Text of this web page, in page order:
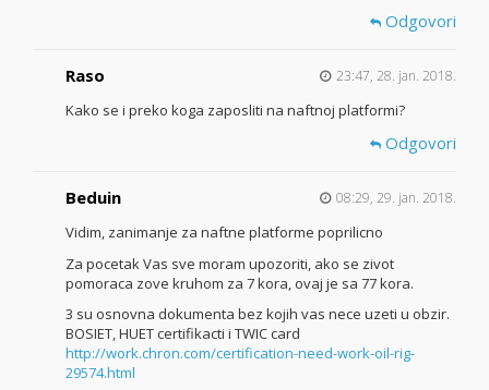
Odgovori
Raso 23:47, 28. jan. 2018.
Kako se i preko koga zaposliti na naftnoj platformi?
Odgovori
Beduin 08:29, 29. jan. 2018.
Vidim, zanimanje za naftne platforme poprilicno
Za pocetak Vas sve moram upozoriti, ako se zivot
pomoraca zove kruhom za 7 kora, ovaj je sa 77 kora.
3 su osnovna dokumenta bez kojih vas nece uzeti u obzir.
BOSIET, HUET certifikacti i TWIC card
http://work.chron.com/certification-need-work-oil-rig-
29574.html